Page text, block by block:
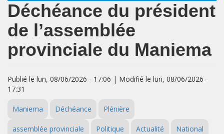
Déchéance du président
de l’assemblée
provinciale du Maniema
Publié le lun, 08/06/2026 - 17:06 | Modifié le lun, 08/06/2026 -
17:31
Maniema Déchéance Plénière
assemblée provinciale Politique Actualité National